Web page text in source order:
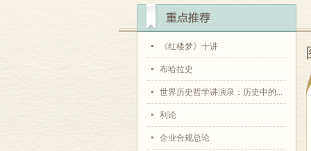
《红楼梦》十讲
布哈拉史
世界历史哲学讲演录：历史中的...
利论
企业合规总论